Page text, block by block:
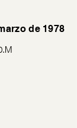
de 1978
.M